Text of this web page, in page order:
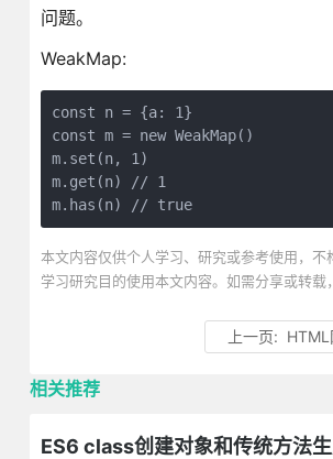
问题。
WeakMap:
const n = {a: 1}
const m = new WeakMap()
m.set(n, 1)
m.get(n) // 1
m.has(n) // true
本文内容仅供个人学习、研究或参考使用，
学习研究目的使用本文内容。如需分享或转
上一页:
相关推荐
ES6 class创建对象和传统方法